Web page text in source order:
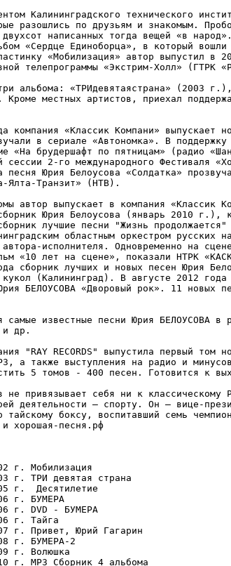
Калининградского технического
разошлись по друзьям и знакомым.
двухсот написанных тогда вещей «в
«Сердце Единоборца», в который
«Мобилизация» автор выпустил в
телепрограммы «Экстрим-Холл» (ГТРК
альбома: «ТРИдевятаястрана» (2003
местных артистов, приехал
компания «Классик Компани»
в сериале «Автономка». В
«На брудершафт по пятницам» (радио
сессии 2-го международного Фестиваля
песня Юрия Белоусова «Солдатка»
Ялта-Транзит» (НТВ).
автор выпускает в компания
Юрия Белоусова (январь 2010
лучшие песни "Жизнь
областным оркестром русских
автора-исполнителя. Одновременно на
«10 лет на сцене», показали НТРК
сборник лучших и новых песен Юрия
кукол (Калининград). В августе 2012
БЕЛОУСОВА «Дворовый рок». 11
самые известные песни Юрия БЕЛОУСОВА
и др.
"RAY RECORDS" выпустила первый
а также выступления на радио и
5 томов - 400 песен. Готовится к
не привязывает себя ни к
деятельности – спорту. Он – вице-
тайскому боксу, воспитавший семь
хорошая-песня.рф
г. Мобилизация
г. ТРИ девятая страна
г.  Десятилетие
г. БУМЕРА
г. DVD - БУМЕРА
г. Тайга
г. Привет, Юрий Гагарин
г. БУМЕРА-2
г. Волюшка
г. МР3 Сборник 4 альбома